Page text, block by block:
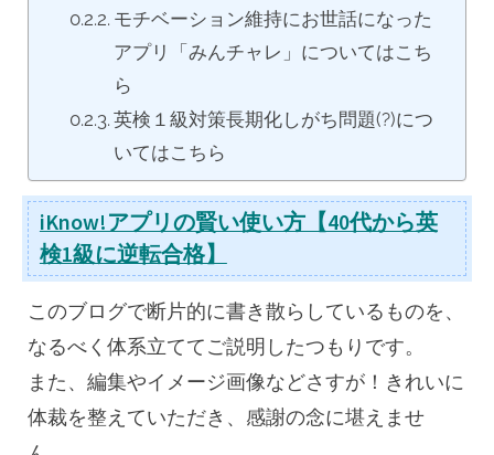
モチベーション維持にお世話になった
アプリ「みんチャレ」についてはこち
ら
英検１級対策長期化しがち問題(?)につ
いてはこちら
iKnow!アプリの賢い使い方【40代から英
検1級に逆転合格】
このブログで断片的に書き散らしているものを、
なるべく体系立ててご説明したつもりです。
また、編集やイメージ画像などさすが！きれいに
体裁を整えていただき、感謝の念に堪えませ